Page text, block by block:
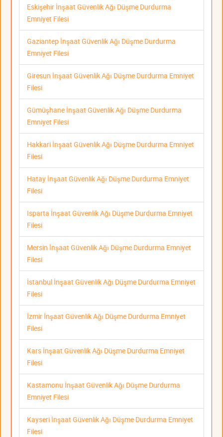
Eskişehir İnşaat Güvenlik Ağı Düşme Durdurma
Emniyet Filesi
Gaziantep İnşaat Güvenlik Ağı Düşme Durdurma
Emniyet Filesi
Giresun İnşaat Güvenlik Ağı Düşme Durdurma Emniyet
Filesi
Gümüşhane İnşaat Güvenlik Ağı Düşme Durdurma
Emniyet Filesi
Hakkari İnşaat Güvenlik Ağı Düşme Durdurma Emniyet
Filesi
Hatay İnşaat Güvenlik Ağı Düşme Durdurma Emniyet
Filesi
Isparta İnşaat Güvenlik Ağı Düşme Durdurma Emniyet
Filesi
Mersin İnşaat Güvenlik Ağı Düşme Durdurma Emniyet
Filesi
İstanbul İnşaat Güvenlik Ağı Düşme Durdurma Emniyet
Filesi
İzmir İnşaat Güvenlik Ağı Düşme Durdurma Emniyet
Filesi
Kars İnşaat Güvenlik Ağı Düşme Durdurma Emniyet
Filesi
Kastamonu İnşaat Güvenlik Ağı Düşme Durdurma
Emniyet Filesi
Kayseri İnşaat Güvenlik Ağı Düşme Durdurma Emniyet
Filesi